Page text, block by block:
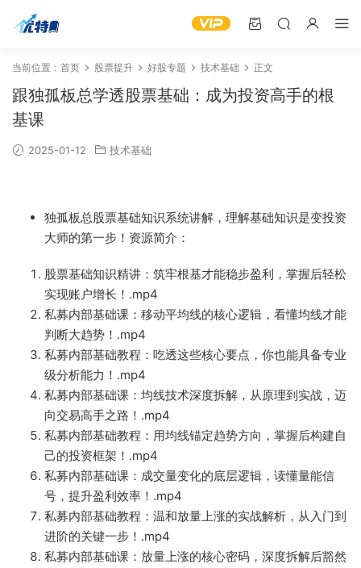
当前位置： 首页 股票提升 好股专题 技术基础 正文
跟独孤板总学透股票基础：成为投资高手的根
基课
2025-01-12 技术基础
独孤板总股票基础知识系统讲解，理解基础知识是变投资
大师的第一步！资源简介：
股票基础知识精讲：筑牢根基才能稳步盈利，掌握后轻松
实现账户增长！.mp4
私募内部基础课：移动平均线的核心逻辑，看懂均线才能
判断大趋势！.mp4
私募内部基础教程：吃透这些核心要点，你也能具备专业
级分析能力！.mp4
私募内部基础课：均线技术深度拆解，从原理到实战，迈
向交易高手之路！.mp4
私募内部基础教程：用均线锚定趋势方向，掌握后构建自
己的投资框架！.mp4
私募内部基础课：成交量变化的底层逻辑，读懂量能信
号，提升盈利效率！.mp4
私募内部基础教程：温和放量上涨的实战解析，从入门到
进阶的关键一步！.mp4
私募内部基础课：放量上涨的核心密码，深度拆解后豁然